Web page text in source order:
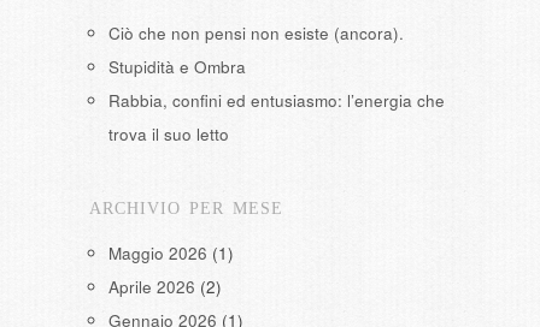
Ciò che non pensi non esiste (ancora).
Stupidità e Ombra
Rabbia, confini ed entusiasmo: l’energia che
trova il suo letto
ARCHIVIO PER MESE
Maggio 2026 (1)
Aprile 2026 (2)
Gennaio 2026 (1)